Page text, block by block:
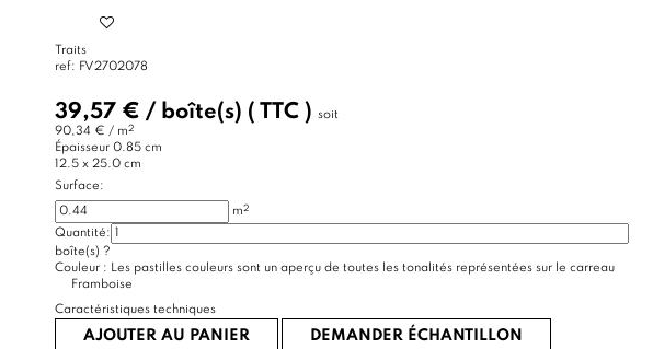
Traits
ref: FV2702078
39,57 € / boîte(s) ( TTC ) soit
90,34 € / m2
Épaisseur 0.85 cm
12.5 x 25.0 cm
Surface:
m2
Quantité:
boîte(s) ?
Couleur : Les pastilles couleurs sont un aperçu de toutes les tonalités représentées sur le carreau
Framboise
Caractéristiques techniques
AJOUTER AU PANIER DEMANDER ÉCHANTILLON